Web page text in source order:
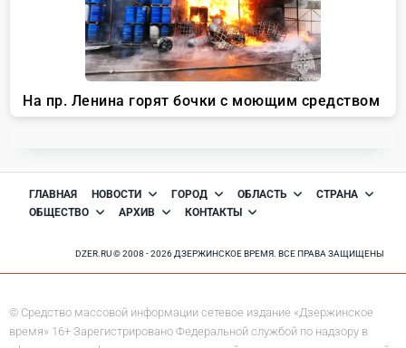
ГЛАВНАЯ НОВОСТИ ГОРОД ОБЛАСТЬ
СТРАНА
ОБЩЕСТВО
АРХИВ КОНТАКТЫ
DZER.RU © 2008 - 2026 ДЗЕРЖИНСКОЕ ВРЕМЯ. ВСЕ ПРАВА ЗАЩИЩЕНЫ
© Средство массовой информации сетевое издание «Дзержинское
время» 16+ Зарегистрировано Федеральной службой по надзору в